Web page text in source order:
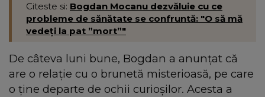
Citeste si: Bogdan Mocanu dezvăluie cu ce
probleme de sănătate se confruntă: "O să mă
vedeți la pat ”mort”"
De câteva luni bune, Bogdan a anunțat că
are o relație cu o brunetă misterioasă, pe care
o ține departe de ochii curioșilor. Acesta a